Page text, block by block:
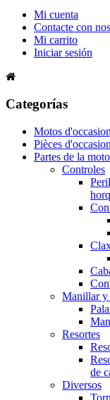
Mi cuenta
Contacte con
Mi carrito
Iniciar sesión
Categorías
Motos
Pièces
Partes de la moto
Controles
Manillar y
Resortes
de
Diversos